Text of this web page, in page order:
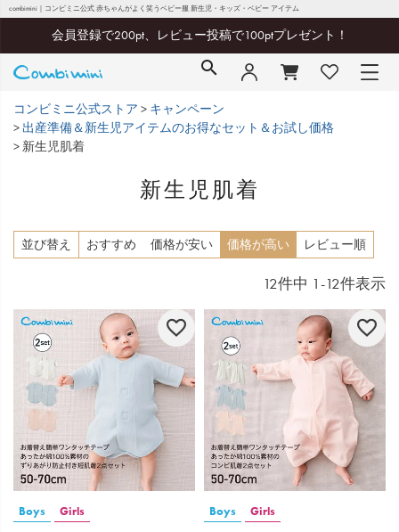
combimini｜コンビミニ公式 赤ちゃんがよく笑うベビー服 新生児・キッズ・ベビー アイテム
会員登録で200pt、レビュー投稿で100ptプレゼント！
コンビミニ公式ストア
キャンペーン
出産準備＆新生児アイテムのお得なセット＆お試し価格
新生児肌着
新生児肌着
並び替え おすすめ 価格が安い 価格が高い レビュー順
12件中 1 -12件表示
Boys Girls Boys Girls